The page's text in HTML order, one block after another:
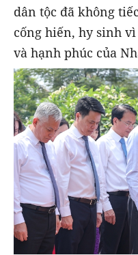
dân tộc đã không
cống hiến, hy sinh
và hạnh phúc của